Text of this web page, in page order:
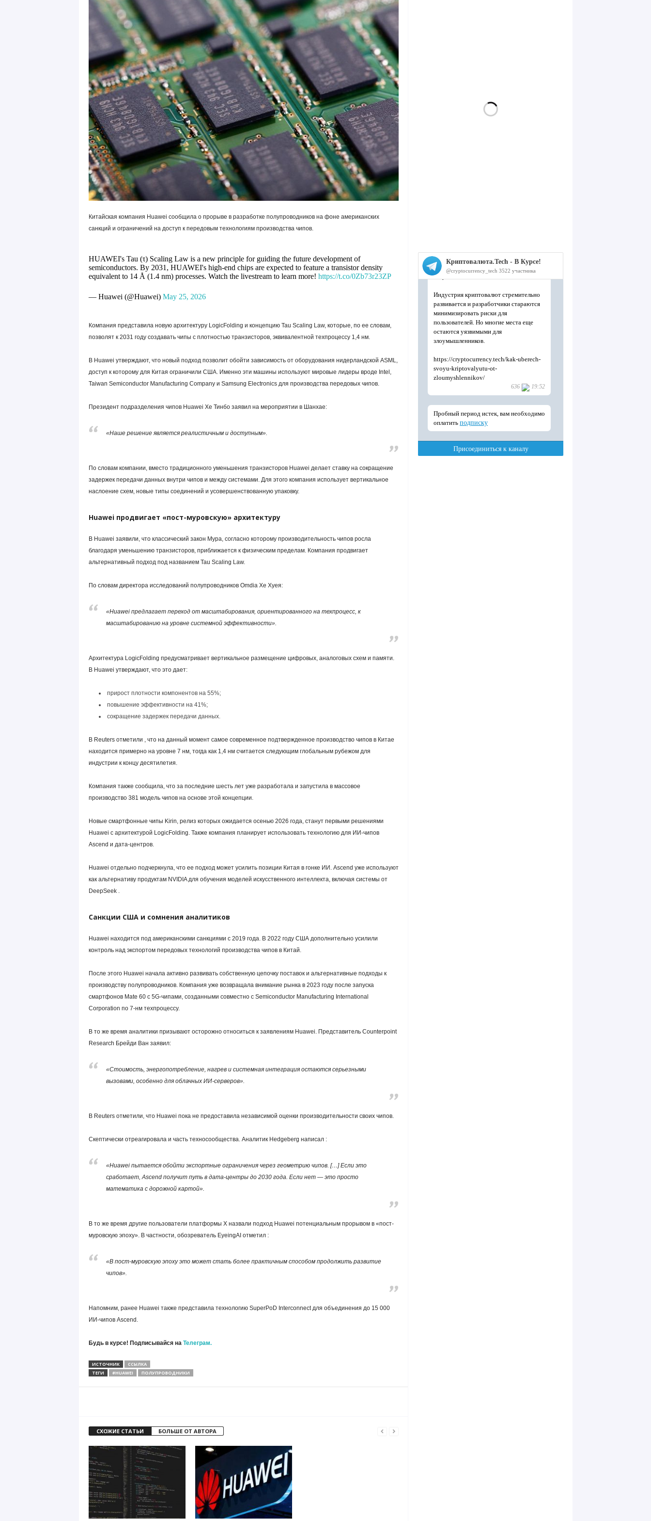
Китайская компания Huawei сообщила о прорыве в разработке полупроводников на фоне американских
санкций и ограничений на доступ к передовым технологиям производства чипов.
HUAWEI's Tau (τ) Scaling Law is a new principle for guiding the future development of
semiconductors. By 2031, HUAWEI's high-end chips are expected to feature a transistor density
equivalent to 14 Å (1.4 nm) processes. Watch the livestream to learn more! https://t.co/0Zb73r23ZP
— Huawei (@Huawei) May 25, 2026
Компания представила новую архитектуру LogicFolding и концепцию Tau Scaling Law, которые, по ее словам,
позволят к 2031 году создавать чипы с плотностью транзисторов, эквивалентной техпроцессу 1,4 нм.
В Huawei утверждают, что новый подход позволит обойти зависимость от оборудования нидерландской ASML,
доступ к которому для Китая ограничили США. Именно эти машины используют мировые лидеры вроде Intel,
Taiwan Semiconductor Manufacturing Company и Samsung Electronics для производства передовых чипов.
Президент подразделения чипов Huawei Хе Тинбо заявил на мероприятии в Шанхае:
«Наше решение является реалистичным и доступным».
По словам компании, вместо традиционного уменьшения транзисторов Huawei делает ставку на сокращение
задержек передачи данных внутри чипов и между системами. Для этого компания использует вертикальное
наслоение схем, новые типы соединений и усовершенствованную упаковку.
Huawei продвигает «пост-муровскую» архитектуру
В Huawei заявили, что классический закон Мура, согласно которому производительность чипов росла
благодаря уменьшению транзисторов, приближается к физическим пределам. Компания продвигает
альтернативный подход под названием Tau Scaling Law.
По словам директора исследований полупроводников Omdia Хе Хуея:
«Huawei предлагает переход от масштабирования, ориентированного на техпроцесс, к
масштабированию на уровне системной эффективности».
Архитектура LogicFolding предусматривает вертикальное размещение цифровых, аналоговых схем и памяти.
В Huawei утверждают, что это дает:
прирост плотности компонентов на 55%;
повышение эффективности на 41%;
сокращение задержек передачи данных.
В Reuters отметили , что на данный момент самое современное подтвержденное производство чипов в Китае
находится примерно на уровне 7 нм, тогда как 1,4 нм считается следующим глобальным рубежом для
индустрии к концу десятилетия.
Компания также сообщила, что за последние шесть лет уже разработала и запустила в массовое
производство 381 модель чипов на основе этой концепции.
Новые смартфонные чипы Kirin, релиз которых ожидается осенью 2026 года, станут первыми решениями
Huawei с архитектурой LogicFolding. Также компания планирует использовать технологию для ИИ-чипов
Ascend и дата-центров.
Huawei отдельно подчеркнула, что ее подход может усилить позиции Китая в гонке ИИ. Ascend уже используют
как альтернативу продуктам NVIDIA для обучения моделей искусственного интеллекта, включая системы от
DeepSeek .
Санкции США и сомнения аналитиков
Huawei находится под американскими санкциями с 2019 года. В 2022 году США дополнительно усилили
контроль над экспортом передовых технологий производства чипов в Китай.
После этого Huawei начала активно развивать собственную цепочку поставок и альтернативные подходы к
производству полупроводников. Компания уже возвращала внимание рынка в 2023 году после запуска
смартфонов Mate 60 с 5G-чипами, созданными совместно с Semiconductor Manufacturing International
Corporation по 7-нм техпроцессу.
В то же время аналитики призывают осторожно относиться к заявлениям Huawei. Представитель Counterpoint
Research Брейди Ван заявил:
«Стоимость, энергопотребление, нагрев и системная интеграция остаются серьезными
вызовами, особенно для облачных ИИ-серверов».
В Reuters отметили, что Huawei пока не предоставила независимой оценки производительности своих чипов.
Скептически отреагировала и часть техносообщества. Аналитик Hedgeberg написал :
«Huawei пытается обойти экспортные ограничения через геометрию чипов. […] Если это
сработает, Ascend получит путь в дата-центры до 2030 года. Если нет — это просто
математика с дорожной картой».
В то же время другие пользователи платформы X назвали подход Huawei потенциальным прорывом в «пост-
муровскую эпоху». В частности, обозреватель EyeingAI отметил :
«В пост-муровскую эпоху это может стать более практичным способом продолжить развитие
чипов».
Напомним, ранее Huawei также представила технологию SuperPoD Interconnect для объединения до 15 000
ИИ-чипов Ascend.
Будь в курсе! Подписывайся на Телеграм.
ИСТОЧНИК
ССЫЛКА
ТЕГИ
#HUAWEI ПОЛУПРОВОДНИКИ
СХОЖИЕ СТАТЬИ БОЛЬШЕ ОТ АВТОРА